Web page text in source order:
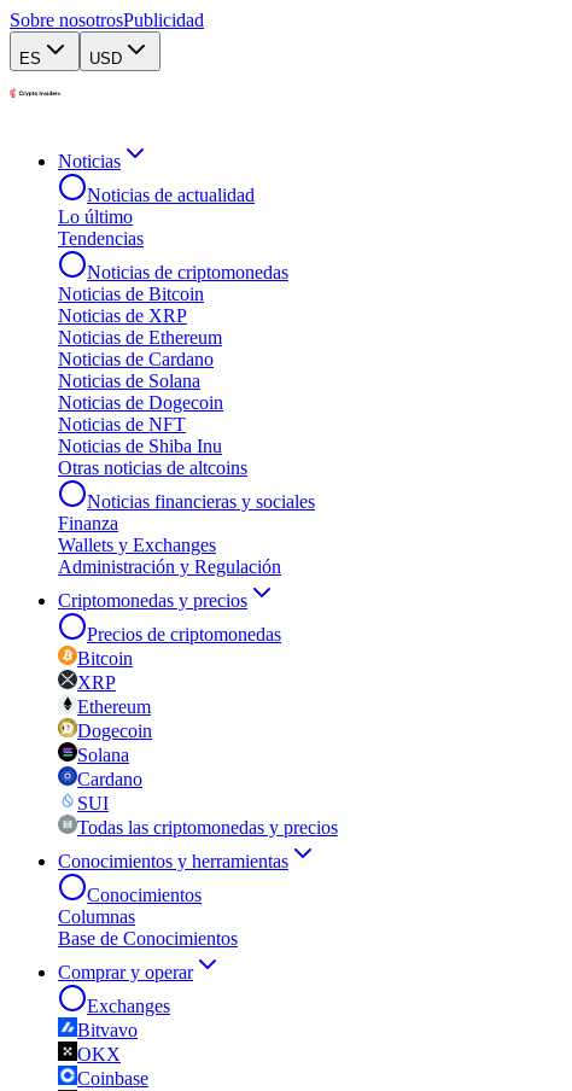
Sobre nosotrosPublicidad
ES USD
Noticias
Noticias de actualidad
Lo último
Tendencias
Noticias de criptomonedas
Noticias de Bitcoin
Noticias de XRP
Noticias de Ethereum
Noticias de Cardano
Noticias de Solana
Noticias de Dogecoin
Noticias de NFT
Noticias de Shiba Inu
Otras noticias de altcoins
Noticias financieras y sociales
Finanza
Wallets y Exchanges
Administración y Regulación
Criptomonedas y precios
Precios de criptomonedas
Bitcoin
XRP
Ethereum
Dogecoin
Solana
Cardano
SUI
Todas las criptomonedas y precios
Conocimientos y herramientas
Conocimientos
Columnas
Base de Conocimientos
Comprar y operar
Exchanges
Bitvavo
OKX
Coinbase